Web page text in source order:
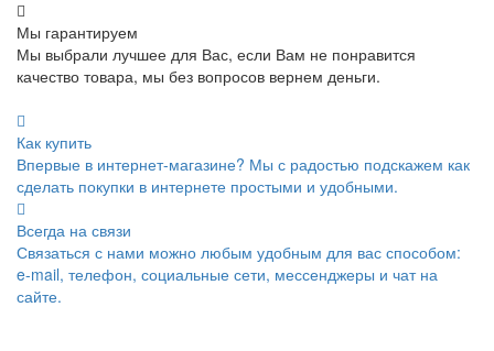
Мы гарантируем
Мы выбрали лучшее для Вас, если Вам не понравится
качество товара, мы без вопросов вернем деньги.
Как купить
Впервые в интернет-магазине? Мы с радостью подскажем как
сделать покупки в интернете простыми и удобными.
Всегда на связи
Связаться с нами можно любым удобным для вас способом:
e-mail, телефон, социальные сети, мессенджеры и чат на
сайте.